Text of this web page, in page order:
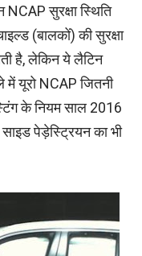
सुरक्षा स्थिति
(बालकों) की सुरक्षा
है, लेकिन ये लैटिन
में यूरो NCAP जितनी
के नियम साल 2016
पेड़ेस्ट्रियन का भी